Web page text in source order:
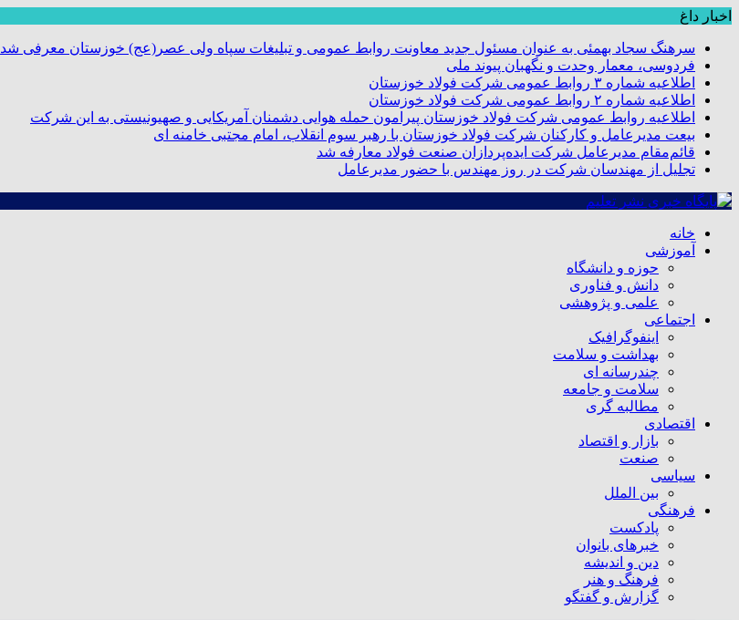
اخبار داغ
سرهنگ سجاد بهمئی به عنوان مسئول جدید معاونت روابط عمومی و تبلیغات سپاه ولی عصر(عج) خوزستان معرفی شد
فردوسی، معمار وحدت و نگهبان پیوند ملی
اطلاعیه شماره ۳ روابط عمومی شرکت فولاد خوزستان
اطلاعیه شماره ۲ روابط عمومی شرکت فولاد خوزستان
اطلاعیه روابط عمومی شرکت فولاد خوزستان پیرامون حمله هوایی دشمنان آمریکایی و صهیونیستی به این شرکت
بیعت مدیرعامل و کارکنان شرکت فولاد خوزستان با رهبر سوم انقلاب، امام مجتبی خامنه ای
قائم‌مقام مدیرعامل شرکت ایده‌پردازان صنعت فولاد معارفه شد
تجلیل از مهندسان شرکت در روز مهندس با حضور مدیرعامل
خانه
آموزشی
حوزه و دانشگاه
دانش و فناوری
علمی و پژوهشی
اجتماعی
اینفوگرافیک
بهداشت و سلامت
چندرسانه ای
سلامت و جامعه
مطالبه گری
اقتصادی
بازار و اقتصاد
صنعت
سیاسی
بین الملل
فرهنگی
پادکست
خبرهای بانوان
دین و اندیشه
فرهنگ و هنر
گزارش و گفتگو